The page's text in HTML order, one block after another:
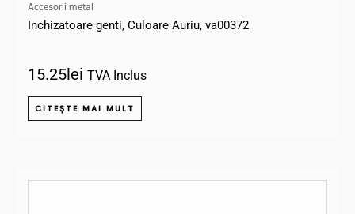
Accesorii metal
Inchizatoare genti, Culoare Auriu, va00372
15.25lei TVA Inclus
CITEȘTE MAI MULT